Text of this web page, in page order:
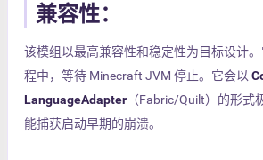
兼容性：
该模组以最高兼容性和稳定性为目标设计
程中，等待 Minecraft JVM 停止。它会以
LanguageAdapter （Fabric/Quilt）的形式
能捕获启动早期的崩溃。